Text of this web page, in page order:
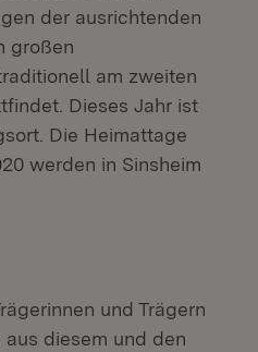
der ausrichtenden
großen
am zweiten
Dieses Jahr ist
Die Heimattage
werden in Sinsheim
und Trägern
diesem und den